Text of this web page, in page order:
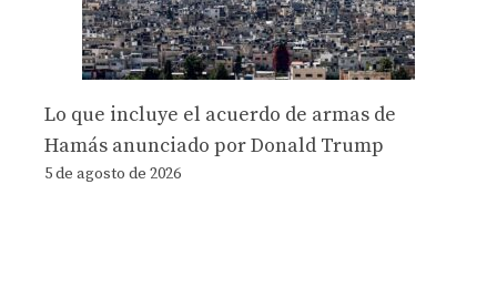
Lo que incluye el acuerdo de armas de
Hamás anunciado por Donald Trump
5 de agosto de 2026